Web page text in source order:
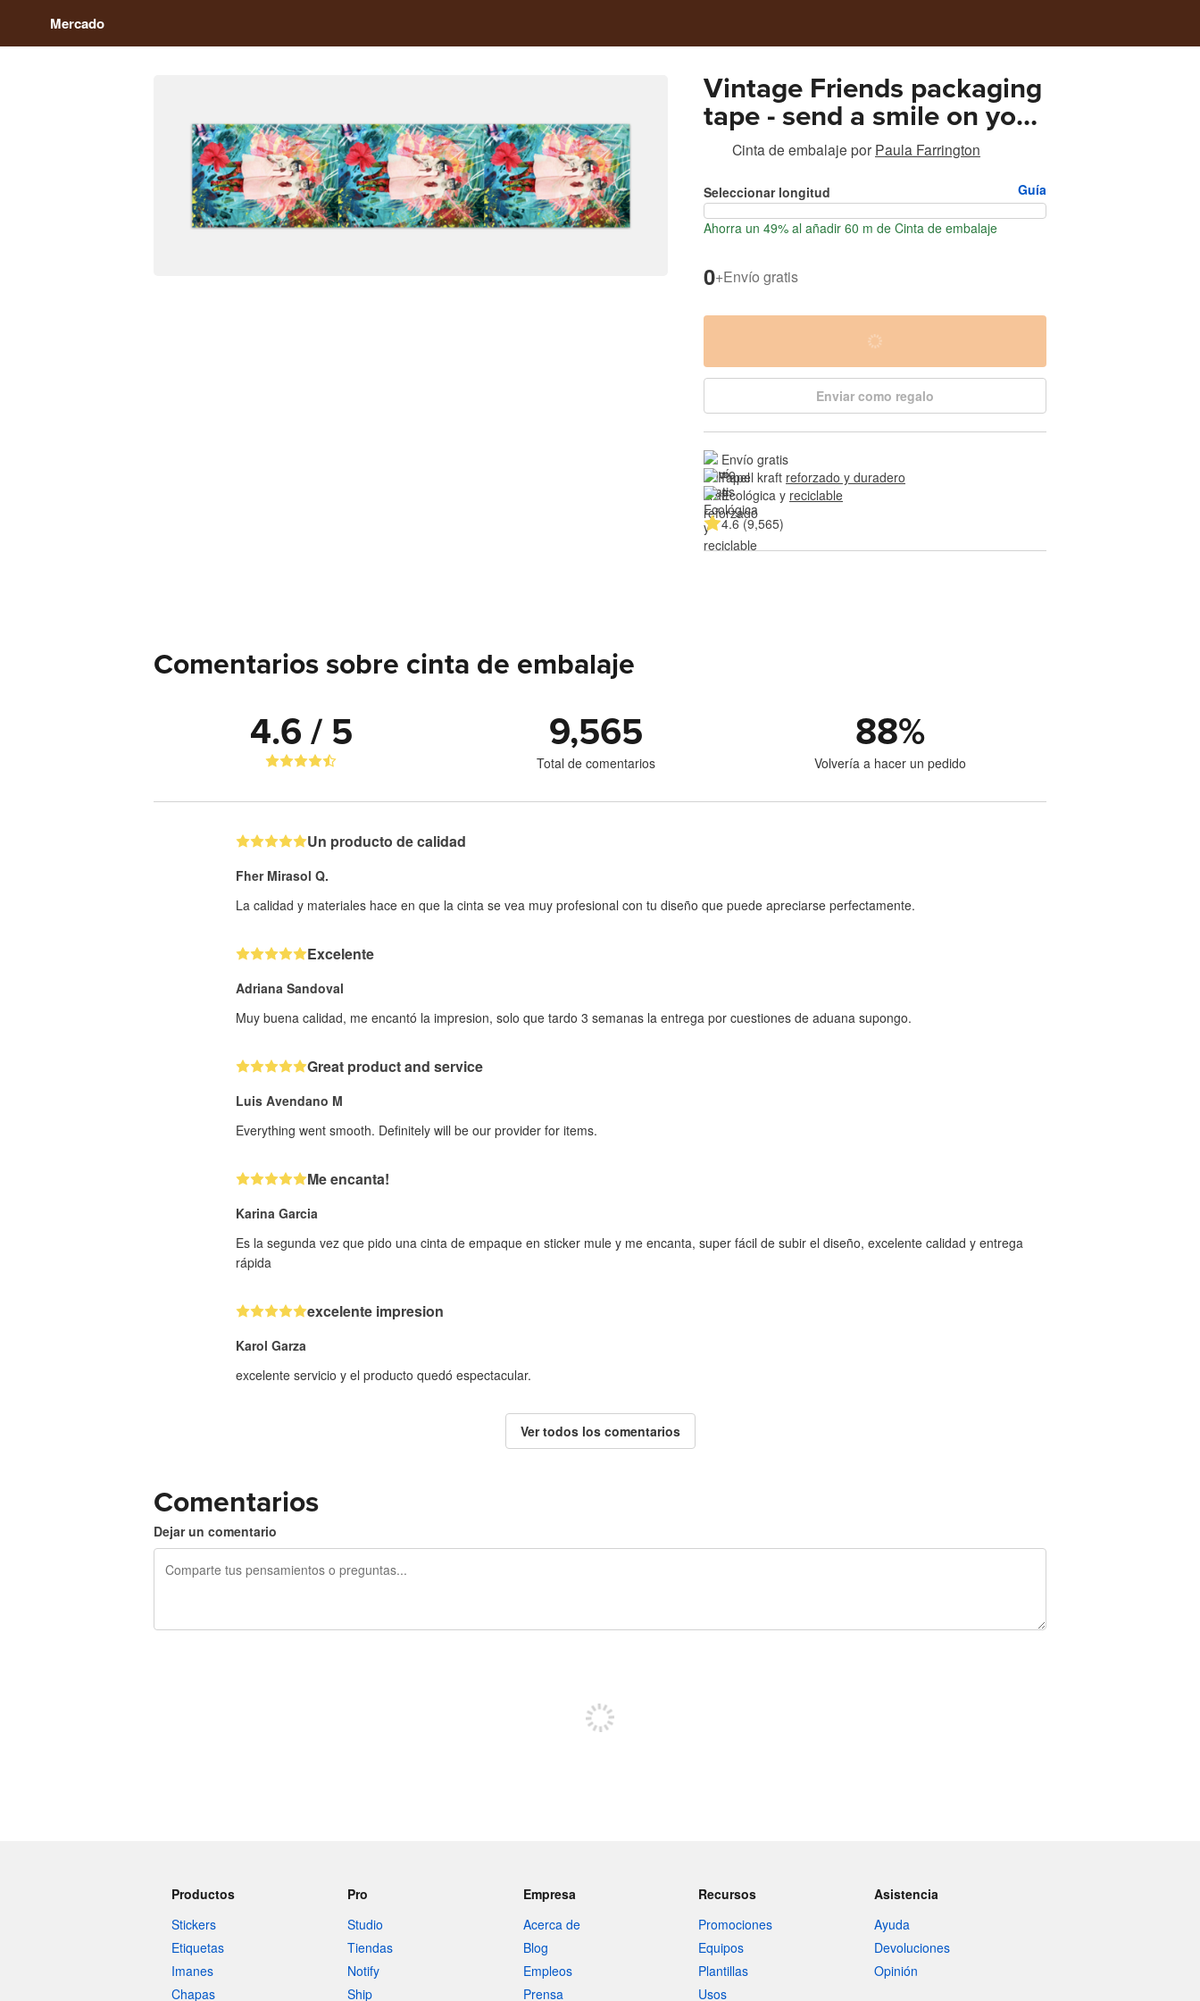
Mercado
Vintage Friends packaging
tape - send a smile on your
boxes and envelopes
Cinta de embalaje por Paula Farrington
Seleccionar longitud Guía
Ahorra un 49% al añadir 60 m de Cinta de embalaje
0+Envío gratis
Enviar como regalo
Envío gratis
Papel kraft reforzado y duradero
Ecológica y reciclable
4.6 (9,565)
Comentarios sobre cinta de embalaje
4.6 / 5 9,565
Total de comentarios
88%
Volvería a hacer un pedido
Un producto de calidad
Fher Mirasol Q.
La calidad y materiales hace en que la cinta se vea muy profesional con tu diseño que puede apreciarse perfectamente.
Excelente
Adriana Sandoval
Muy buena calidad, me encantó la impresion, solo que tardo 3 semanas la entrega por cuestiones de aduana supongo.
Great product and service
Luis Avendano M
Everything went smooth. Definitely will be our provider for items.
Me encanta!
Karina Garcia
Es la segunda vez que pido una cinta de empaque en sticker mule y me encanta, super fácil de subir el diseño, excelente calidad y entrega
rápida
excelente impresion
Karol Garza
excelente servicio y el producto quedó espectacular.
Ver todos los comentarios
Comentarios
Dejar un comentario
Productos
Stickers
Etiquetas
Imanes
Chapas
Pro
Studio
Tiendas
Notify
Ship
Empresa
Acerca de
Blog
Empleos
Prensa
Recursos
Promociones
Equipos
Plantillas
Usos
Asistencia
Ayuda
Devoluciones
Opinión